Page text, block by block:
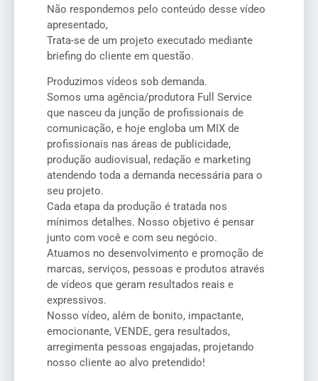
Não respondemos pelo conteúdo desse vídeo
apresentado,
Trata-se de um projeto executado mediante
briefing do cliente em questão.
Produzimos vídeos sob demanda.
Somos uma agência/produtora Full Service
que nasceu da junção de profissionais de
comunicação, e hoje engloba um MIX de
profissionais nas áreas de publicidade,
produção audiovisual, redação e marketing
atendendo toda a demanda necessária para o
seu projeto.
Cada etapa da produção é tratada nos
mínimos detalhes. Nosso objetivo é pensar
junto com você e com seu negócio.
Atuamos no desenvolvimento e promoção de
marcas, serviços, pessoas e produtos através
de vídeos que geram resultados reais e
expressivos.
Nosso vídeo, além de bonito, impactante,
emocionante, VENDE, gera resultados,
arregimenta pessoas engajadas, projetando
nosso cliente ao alvo pretendido!